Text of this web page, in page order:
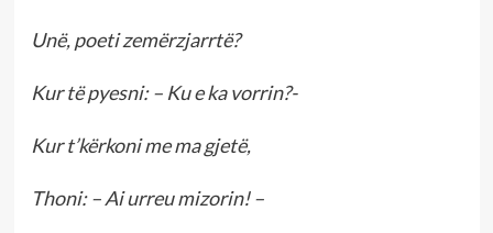
Unë, poeti zemërzjarrtë?
Kur të pyesni: – Ku e ka vorrin?-
Kur t’kërkoni me ma gjetë,
Thoni: – Ai urreu mizorin! –